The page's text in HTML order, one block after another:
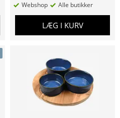
Webshop Alle butikker
LÆG I KURV